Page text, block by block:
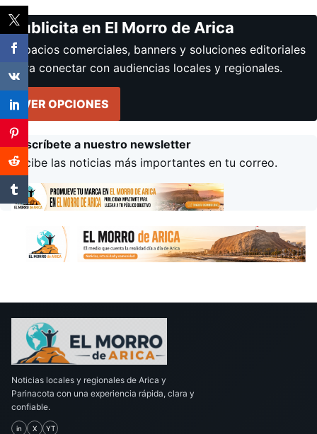
Publicita en El Morro de Arica
Espacios comerciales, banners y soluciones editoriales
para conectar con audiencias locales y regionales.
VER OPCIONES
Suscríbete a nuestro newsletter
Recibe las noticias más importantes en tu correo.
Noticias locales y regionales de Arica y
Parinacota con una experiencia rápida, clara y
confiable.
in X YT